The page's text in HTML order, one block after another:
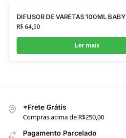
DIFUSOR DE VARETAS 100ML BABY
R$64,50
Ler mais
*Frete Grátis
Compras acima de R$250,00
Pagamento Parcelado